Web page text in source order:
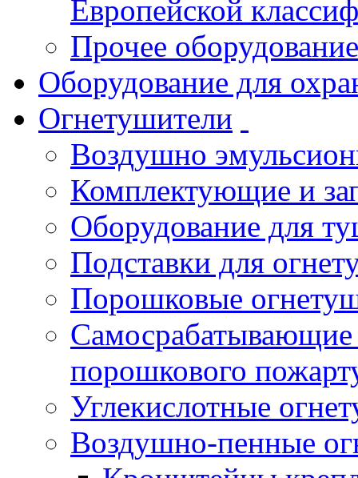
Европейской
Прочее оборудование
Оборудование для
Огнетушители
Воздушно
Комплектующие и
Оборудование для
Подставки для
Порошковые
порошкового
Углекислотные
Воздушно-пенные